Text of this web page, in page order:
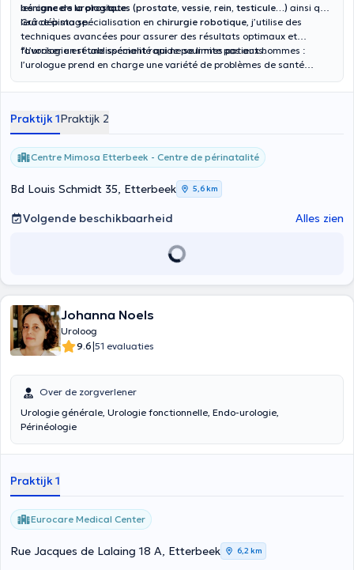
bénigne de la prostate.
lescancers urologiques (prostate, vessie, rein, testicule…) ainsi que
leur dépistage.
Grâce à ma spécialisation en chirurgie robotique, j’utilise des
techniques avancées pour assurer des résultats optimaux et
favoriser un rétablissement rapide pour mes patients.
“L’urologie est une spécialité qui ne se limite pas aux hommes :
l’urologue prend en charge une variété de problèmes de santé
complets pour garantir le bien-être de tous.”
Praktijk 1Praktijk 2
Centre Mimosa Etterbeek - Centre de périnatalité
Bd Louis Schmidt 35, Etterbeek 5,6 km
Volgende beschikbaarheid Alles zien
Johanna Noels
Uroloog
9.6|51 evaluaties
Over de zorgverlener
Urologie générale, Urologie fonctionnelle, Endo-urologie,
Périnéologie
Praktijk 1
Eurocare Medical Center
Rue Jacques de Lalaing 18 A, Etterbeek 6,2 km